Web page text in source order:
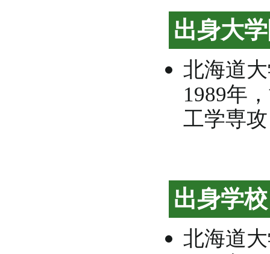
出身大
北海道
1989年
工学専
出身学
北海道